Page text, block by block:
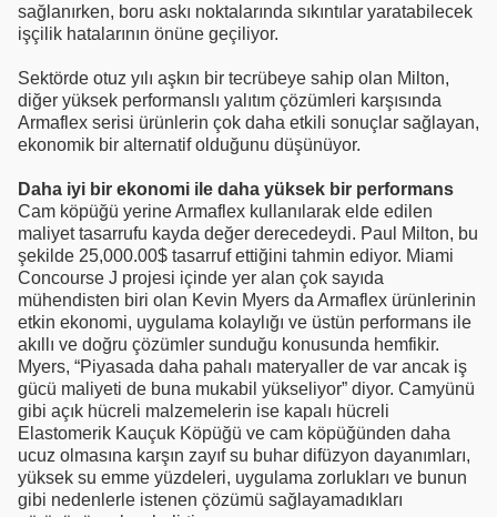
sağlanırken, boru askı noktalarında sıkıntılar yaratabilecek
işçilik hatalarının önüne geçiliyor.
Sektörde otuz yılı aşkın bir tecrübeye sahip olan Milton,
diğer yüksek performanslı yalıtım çözümleri karşısında
Armaflex serisi ürünlerin çok daha etkili sonuçlar sağlayan,
ekonomik bir alternatif olduğunu düşünüyor.
Daha iyi bir ekonomi ile daha yüksek bir performans
Cam köpüğü yerine Armaflex kullanılarak elde edilen
maliyet tasarrufu kayda değer derecedeydi. Paul Milton, bu
şekilde 25,000.00$ tasarruf ettiğini tahmin ediyor. Miami
Concourse J projesi içinde yer alan çok sayıda
mühendisten biri olan Kevin Myers da Armaflex ürünlerinin
etkin ekonomi, uygulama kolaylığı ve üstün performans ile
akıllı ve doğru çözümler sunduğu konusunda hemfikir.
Myers, “Piyasada daha pahalı materyaller de var ancak iş
gücü maliyeti de buna mukabil yükseliyor” diyor. Camyünü
gibi açık hücreli malzemelerin ise kapalı hücreli
Elastomerik Kauçuk Köpüğü ve cam köpüğünden daha
ucuz olmasına karşın zayıf su buhar difüzyon dayanımları,
yüksek su emme yüzdeleri, uygulama zorlukları ve bunun
gibi nedenlerle istenen çözümü sağlayamadıkları